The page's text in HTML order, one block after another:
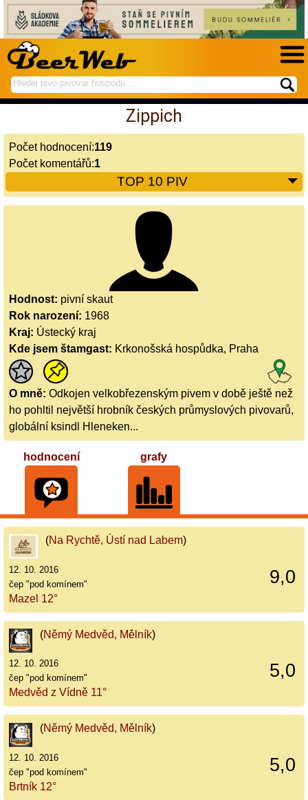
hledej
na
spustí
hledání
Zippich
Počet hodnocení:119
Počet komentářů:1
TOP 10 PIV
Hodnost: pivní skaut
Rok narození: 1968
Kraj: Ústecký kraj
Kde jsem štamgast: Krkonošská hospůdka, Praha
O mně: Odkojen velkobřezenským pivem v době ještě než
ho pohltil největší hrobník českých průmyslových pivovarů,
globální ksindl Hleneken...
hodnocení grafy
(Na Rychtě, Ústí nad Labem)
9,0
12. 10. 2016
čep "pod komínem"
Mazel 12°
(Němý Medvěd, Mělník)
5,0
12. 10. 2016
čep "pod komínem"
Medvěd z Vídně 11°
(Němý Medvěd, Mělník)
5,0
12. 10. 2016
čep "pod komínem"
Brtník 12°